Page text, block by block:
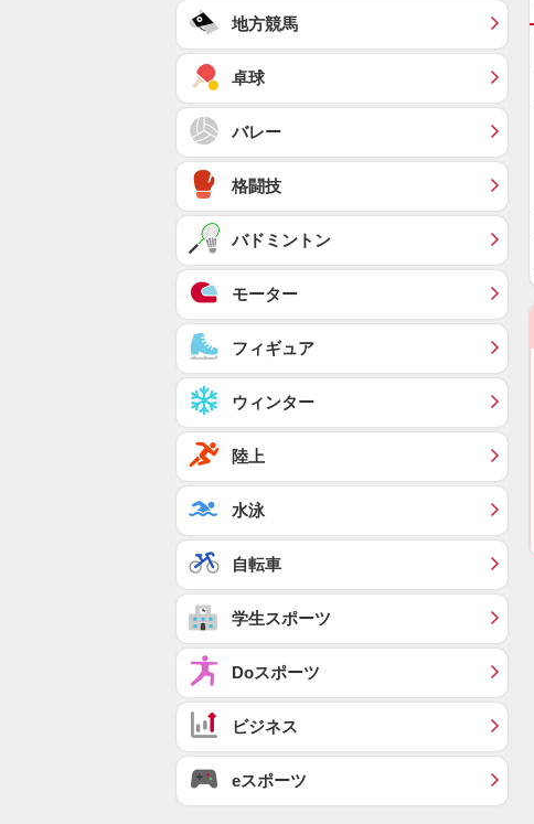
地方競馬
卓球
バレー
格闘技
バドミントン
モーター
フィギュア
ウィンター
陸上
水泳
自転車
学生スポーツ
Doスポーツ
ビジネス
eスポーツ